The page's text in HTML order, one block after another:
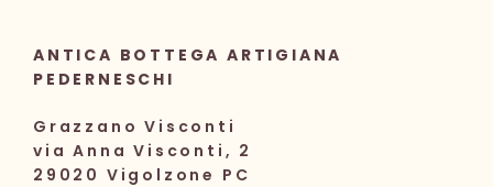
ANTICA BOTTEGA ARTIGIANA
PEDERNESCHI
Grazzano Visconti
via Anna Visconti, 2
29020 Vigolzone PC